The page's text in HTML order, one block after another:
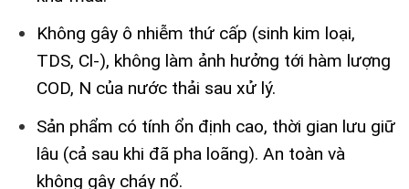
Không gây ô nhiễm thứ cấp (sinh kim loại,
TDS, Cl-), không làm ảnh hưởng tới hàm lượng
COD, N của nước thải sau xử lý.
Sản phẩm có tính ổn định cao, thời gian lưu giữ
lâu (cả sau khi đã pha loãng). An toàn và
không gây cháy nổ.